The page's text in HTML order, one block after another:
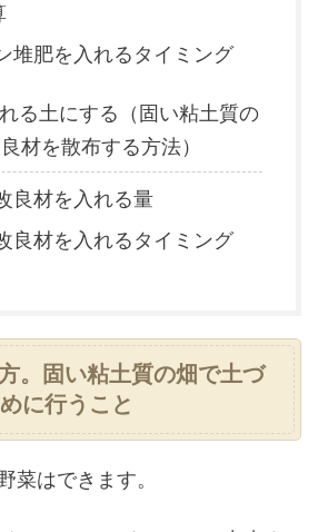
堆肥を入れるタイミング
る土にする（固い粘土質の
材を散布する方法）
良材を入れる量
良材を入れるタイミング
。固い粘土質の畑で土づ
に行うこと
菜はできます。